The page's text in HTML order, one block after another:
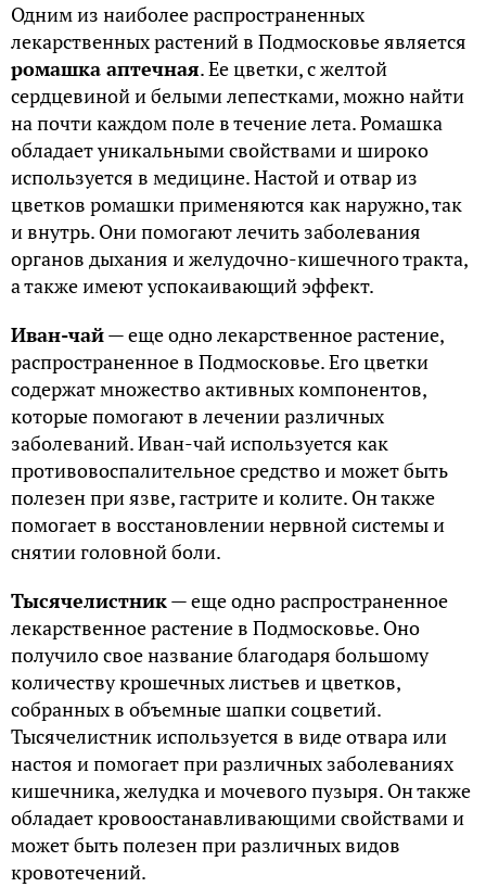
Одним из наиболее распространенных
лекарственных растений в Подмосковье является
ромашка аптечная. Ее цветки, с желтой
сердцевиной и белыми лепестками, можно найти
на почти каждом поле в течение лета. Ромашка
обладает уникальными свойствами и широко
используется в медицине. Настой и отвар из
цветков ромашки применяются как наружно, так
и внутрь. Они помогают лечить заболевания
органов дыхания и желудочно-кишечного тракта,
а также имеют успокаивающий эффект.
Иван-чай— еще одно лекарственное растение,
распространенное в Подмосковье. Его цветки
содержат множество активных компонентов,
которые помогают в лечении различных
заболеваний. Иван-чай используется как
противовоспалительное средство и может быть
полезен при язве, гастрите и колите. Он также
помогает в восстановлении нервной системы и
снятии головной боли.
Тысячелистник— еще одно распространенное
лекарственное растение в Подмосковье. Оно
получило свое название благодаря большому
количеству крошечных листьев и цветков,
собранных в объемные шапки соцветий.
Тысячелистник используется в виде отвара или
настоя и помогает при различных заболеваниях
кишечника, желудка и мочевого пузыря. Он также
обладает кровоостанавливающими свойствами и
может быть полезен при различных видов
кровотечений.